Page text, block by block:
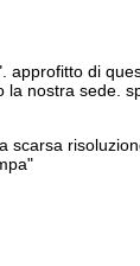
approfitto di
nostra sede.
scarsa